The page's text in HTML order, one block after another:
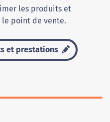
les produits et
point de vente.
et prestations